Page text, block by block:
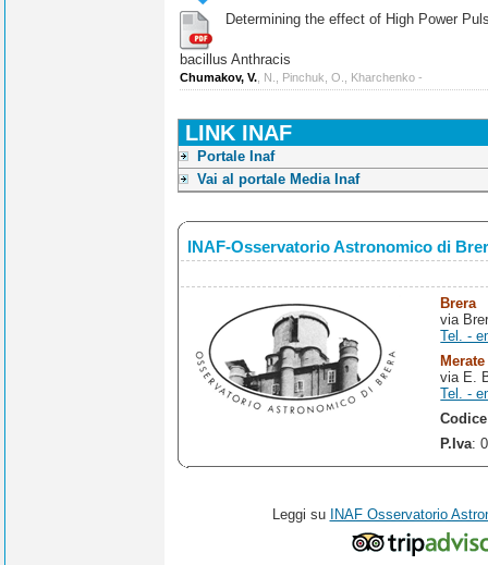
Determining the effect of High Power
bacillus Anthracis
Chumakov, V. , N., Pinchuk, O., Kharchenko -
LINK INAF
Portale Inaf
Vai al portale Media Inaf
INAF-Osservatorio Astronomico di
Brera
via
Tel. -
Merate
via E.
Tel. -
P.Iva:
Leggi su INAF Osservatorio